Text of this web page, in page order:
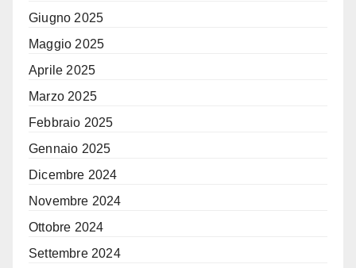
Giugno 2025
Maggio 2025
Aprile 2025
Marzo 2025
Febbraio 2025
Gennaio 2025
Dicembre 2024
Novembre 2024
Ottobre 2024
Settembre 2024